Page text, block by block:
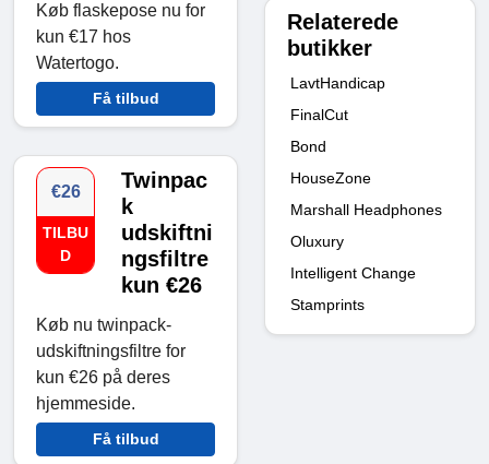
Køb flaskepose nu for
kun €17 hos
Watertogo.
Få tilbud
€26
TILBU
D
Twinpac
k
udskiftni
ngsfiltre
kun €26
Køb nu twinpack-
udskiftningsfiltre for
kun €26 på deres
hjemmeside.
Få tilbud
Relaterede
butikker
LavtHandicap
FinalCut
Bond
HouseZone
Marshall Headphones
Oluxury
Intelligent Change
Stamprints